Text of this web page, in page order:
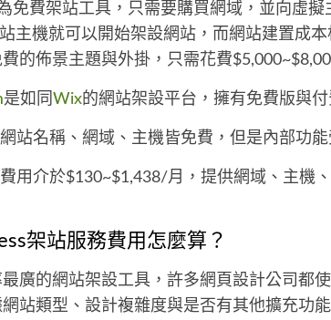
免費架站工具，只需要購買網域，並向虛
主機就可以開始架設網站，而網站建置成
的佈景主題與外掛，只需花費
是如同 Wix的網站架設平台，擁有免費版與付
站名稱、網域、主機皆免費，但是內部功能
用介於$130~$1,438/月，提供網域、主機
架站服務費用怎麼算？
廣的網站架設工具，許多網頁設計公司都
站類型、設計複雜度與是否有其他擴充功